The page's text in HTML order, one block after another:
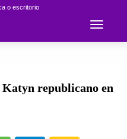
o escritorio
Toggle
republicano en